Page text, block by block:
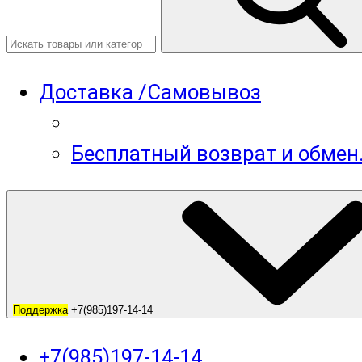
Доставка /Самовывоз
Бесплатный возврат и
Поддержка +7(985)197-14-14